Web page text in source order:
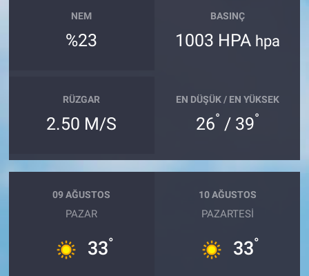
NEM
%23
BASINÇ
1003 HPA hpa
RÜZGAR
2.50 M/S
EN DÜŞÜK / EN YÜKSEK
26° / 39°
09 AĞUSTOS
PAZAR
33°
10 AĞUSTOS
PAZARTESI
33°